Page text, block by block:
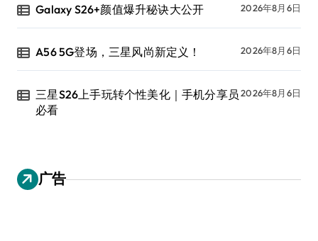
Galaxy S26+颜值爆升秘诀大公开 2026年8月6日
A56 5G登场，三星风尚新定义！ 2026年8月6日
三星S26上手玩转个性美化｜手机分享员
必看
2026年8月6日
广告